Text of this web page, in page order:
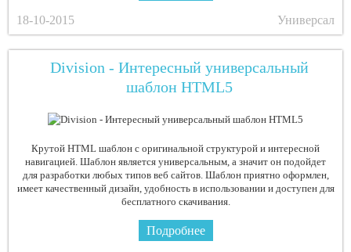
18-10-2015 Универсал
Division - Интересный универсальный
шаблон HTML5
Крутой HTML шаблон с оригинальной структурой и интересной
навигацией. Шаблон является универсальным, а значит он подойдет
для разработки любых типов веб сайтов. Шаблон приятно оформлен,
имеет качественный дизайн, удобность в использовании и доступен для
бесплатного скачивания.
Подробнее